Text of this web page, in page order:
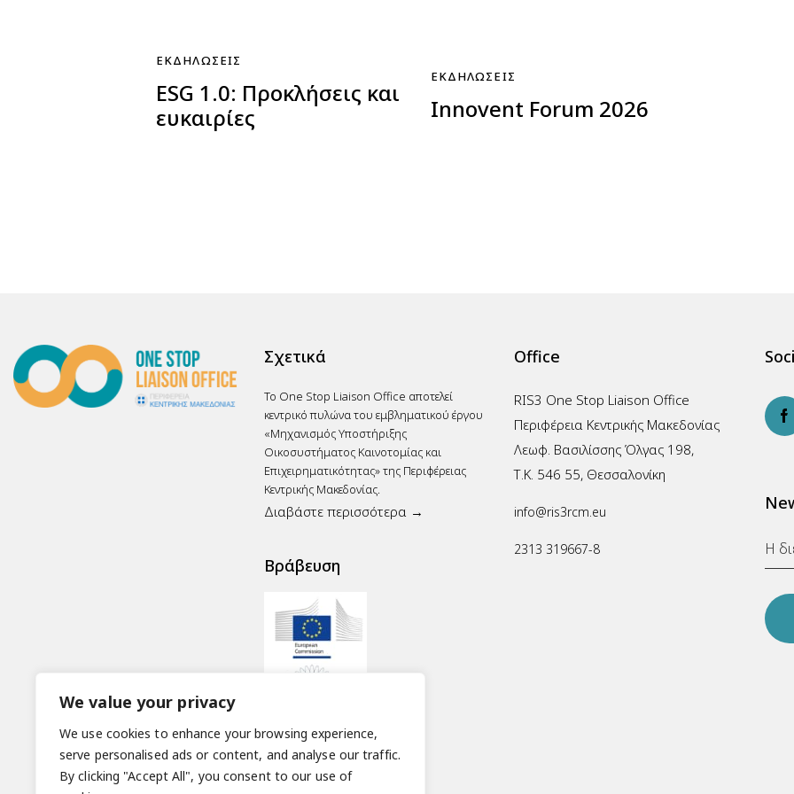
We value your privacy
We use cookies to enhance your browsing experience,
serve personalised ads or content, and analyse our traffic.
By clicking "Accept All", you consent to our use of
ΕΚΔΗΛΏΣΕΙΣ
ESG 1.0: Προκλήσεις και
ευκαιρίες
ΕΚΔΗΛΏΣΕΙΣ
Innovent Forum 2026
Σχετικά
Το One Stop Liaison Office αποτελεί
κεντρικό πυλώνα του εμβληματικού έργου
«Μηχανισμός Υποστήριξης
Οικοσυστήματος Καινοτομίας και
Επιχειρηματικότητας» της Περιφέρειας
Κεντρικής Μακεδονίας.
Διαβάστε περισσότερα →
Βράβευση
Office
RIS3 One Stop Liaison Office
Περιφέρεια Κεντρικής Μακεδονίας
Λεωφ. Βασιλίσσης Όλγας 198,
Τ.Κ. 546 55, Θεσσαλονίκη
info@ris3rcm.eu
2313 319667-8